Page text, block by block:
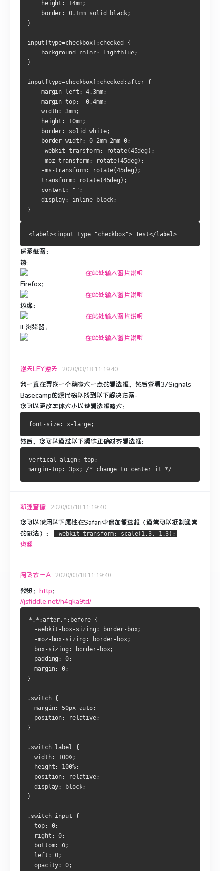
    height: 14mm;
    border: 0.1mm solid black;
}
input[type=checkbox]:checked {
    background-color: lightblue;
}
input[type=checkbox]:checked:after {
    margin-left: 4.3mm;
    margin-top: -0.4mm;
    width: 3mm;
    height: 10mm;
    border: solid white;
    border-width: 0 2mm 2mm 0;
    -webkit-transform: rotate(45deg);
    -moz-transform: rotate(45deg);
    -ms-transform: rotate(45deg);
    transform: rotate(45deg);
    content: "";
    display: inline-block;
}
<label><input type="checkbox"> Test</label>
屏幕截图：
铬：
Firefox：
边缘：
IE浏览器：
逆天LEY逆天 2020/03/18 11:19:40
我一直在寻找一个稍微大一点的复选框，然后查看37Signals
Basecamp的源代码以找到以下解决方案-
您可以更改字体大小以使复选框略大：
然后，您可以通过以下操作正确对齐复选框：
vertical-align: top;
margin-top: 3px; /* change to center it */
凯理查德 2020/03/18 11:19:40
您可以使用以下属性在Safari中增加复选框（通常可以抵制通常
的做法）：
-webkit-transform: scale(1.3, 1.3);
资源
阿飞古一A 2020/03/18 11:19:40
预览： http：
//jsfiddle.net/h4qka9td/
*,*:after,*:before {
  -webkit-box-sizing: border-box;
  -moz-box-sizing: border-box;
  box-sizing: border-box;
  padding: 0;
  margin: 0;
}
.switch {
  margin: 50px auto;
  position: relative;
}
.switch label {
  width: 100%;
  height: 100%;
  position: relative;
  display: block;
}
.switch input {
  top: 0;
  right: 0;
  bottom: 0;
  left: 0;
  opacity: 0;